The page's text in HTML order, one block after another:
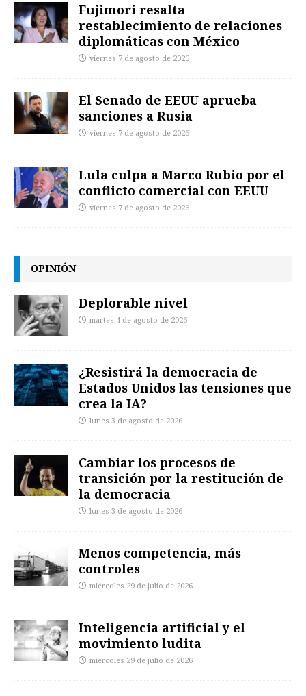
Fujimori resalta
restablecimiento de relaciones
diplomáticas con México
viernes 7 de agosto de 2026
El Senado de EEUU aprueba
sanciones a Rusia
viernes 7 de agosto de 2026
Lula culpa a Marco Rubio por el
conflicto comercial con EEUU
viernes 7 de agosto de 2026
OPINIÓN
Deplorable nivel
martes 4 de agosto de 2026
¿Resistirá la democracia de
Estados Unidos las tensiones que
crea la IA?
lunes 3 de agosto de 2026
Cambiar los procesos de
transición por la restitución de
la democracia
lunes 3 de agosto de 2026
Menos competencia, más
controles
miércoles 29 de julio de 2026
Inteligencia artificial y el
movimiento ludita
miércoles 29 de julio de 2026